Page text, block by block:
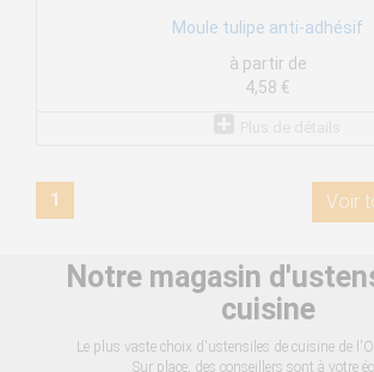
Moule tulipe anti-adhésif
à partir de
4,58 €
1 Voir
Notre magasin
cuisine
Le plus vaste choix d'ustensiles de cuisine de
Sur place, des conseillers sont à votre